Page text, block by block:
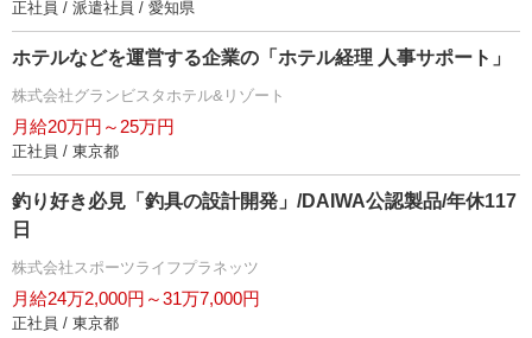
正社員 / 派遣社員 / 愛知県
ホテルなどを運営する企業の「ホテル経理 人事サポート」
株式会社グランビスタホテル&リゾート
月給20万円～25万円
正社員 / 東京都
釣り好き必見「釣具の設計開発」/DAIWA公認製品/年休117
日
株式会社スポーツライフプラネッツ
月給24万2,000円～31万7,000円
正社員 / 東京都